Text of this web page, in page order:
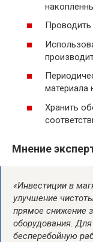
Проводить
материала
Хранить
Мнение
«Инвестиции в
улучшение
прямое снижение
оборудования.
бесперебойную